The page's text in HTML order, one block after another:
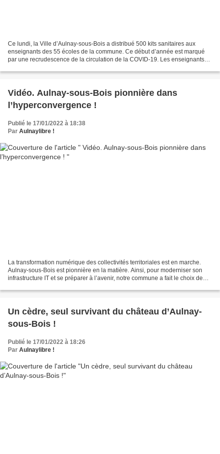
Ce lundi, la Ville d’Aulnay-sous-Bois a distribué 500 kits sanitaires aux
enseignants des 55 écoles de la commune. Ce début d’année est marqué
par une recrudescence de la circulation de la COVID-19. Les enseignants
Vidéo. Aulnay-sous-Bois pionnière dans
l’hyperconvergence !
Publié le 17/01/2022 à 18:38
Par Aulnaylibre !
La transformation numérique des collectivités territoriales est en marche.
Aulnay-sous-Bois est pionnière en la matière. Ainsi, pour moderniser son
infrastructure IT et se préparer à l’avenir, notre commune a fait le choix de
Un cèdre, seul survivant du château d’Aulnay-
sous-Bois !
Publié le 17/01/2022 à 18:26
Par Aulnaylibre !